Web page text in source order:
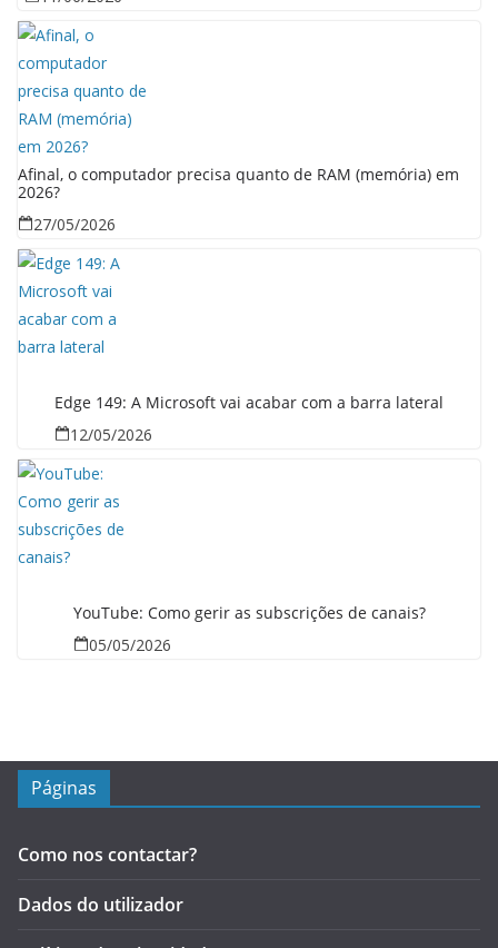
Afinal, o computador precisa quanto de RAM (memória) em
2026?
27/05/2026
Edge 149: A Microsoft vai acabar com a barra lateral
12/05/2026
YouTube: Como gerir as subscrições de canais?
05/05/2026
Páginas
Como nos contactar?
Dados do utilizador